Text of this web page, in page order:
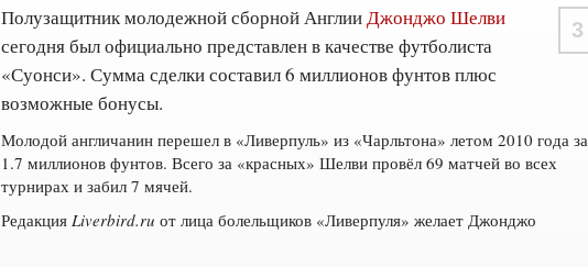
3
Полузащитник молодежной сборной Англии Джонджо Шелви
сегодня был официально представлен в качестве футболиста
«Суонси». Сумма сделки составил 6 миллионов фунтов плюс
возможные бонусы.
Молодой англичанин перешел в «Ливерпуль» из «Чарльтона» летом 2010 года за
1.7 миллионов фунтов. Всего за «красных» Шелви провёл 69 матчей во всех
турнирах и забил 7 мячей.
Редакция Liverbird.ru от лица болельщиков «Ливерпуля» желает Джонджо